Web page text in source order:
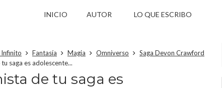
INICIO AUTOR LO QUE ESCRIBO
Fantasía Magia Omniverso
Saga Devon Crawford
saga es adolescente...
de tu saga es